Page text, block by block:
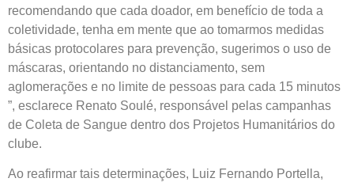
recomendando que cada doador, em benefício de toda a
coletividade, tenha em mente que ao tomarmos medidas
básicas protocolares para prevenção, sugerimos o uso de
máscaras, orientando no distanciamento, sem
aglomerações e no limite de pessoas para cada 15 minutos
”, esclarece Renato Soulé, responsável pelas campanhas
de Coleta de Sangue dentro dos Projetos Humanitários do
clube.
Ao reafirmar tais determinações, Luiz Fernando Portella,